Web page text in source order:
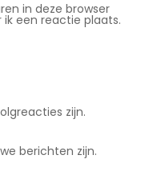
in deze browser
een reactie plaats.
zijn.
berichten zijn.